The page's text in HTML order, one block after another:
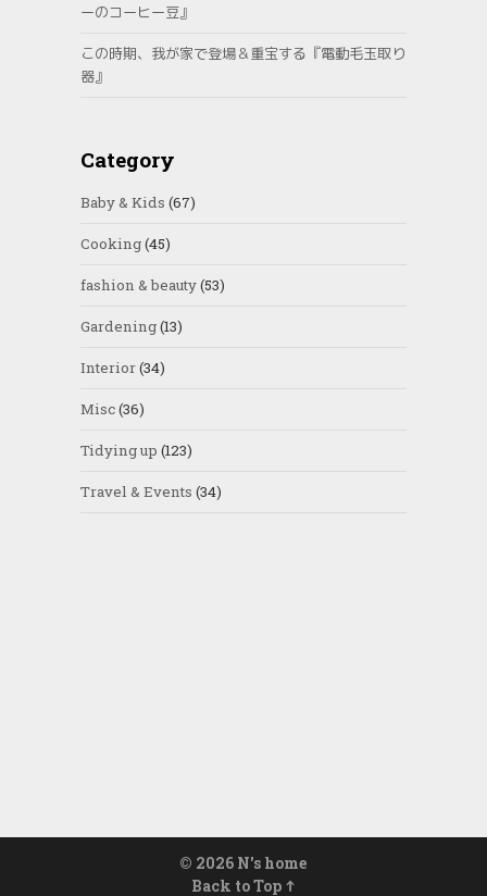
ーのコーヒー豆』
この時期、我が家で登場＆重宝する『電動毛玉取り
器』
Category
Baby & Kids (67)
Cooking(45)
fashion & beauty(53)
Gardening(13)
Interior(34)
Misc(36)
Tidying up (123)
Travel & Events (34)
© 2026 N's home
Back to Top ↑